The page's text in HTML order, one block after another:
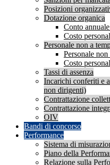
Posizioni
Dotazione organica
Conto
Costo
Personale non a
Personale
Costo
Tassi di assenza
Incarichi conferiti e
non dirigenti)
Contrattazione
Contrattazione
OIV
Bandi di concorso
Performance
Sistema di
Piano della
Relazione sulla